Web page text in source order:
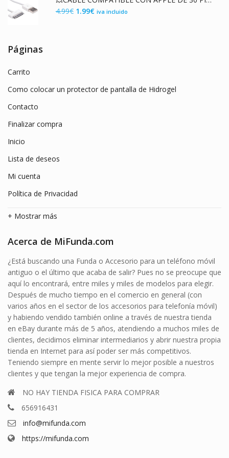
era:
7.99€.
es:
3.99€.
4.99€ El
1.99€Eliva incluido
Páginas
Carrito
Como colocar un protector de pantalla de Hidrogel
Contacto
Finalizar compra
Inicio
Lista de deseos
Mi cuenta
Política de Privacidad
+ Mostrar más
Acerca de MiFunda.com
¿Está buscando una Funda o Accesorio para un teléfono móvil
antiguo o el último que acaba de salir? Pues no se preocupe que
aquí lo encontrará, entre miles y miles de modelos para elegir.
Después de mucho tiempo en el comercio en general (con
varios años en el sector de los accesorios para telefonía móvil)
y habiendo vendido también online a través de nuestra tienda
en eBay durante más de 5 años, atendiendo a muchos miles de
clientes, decidimos eliminar intermediarios y abrir nuestra propia
tienda en Internet para así poder ser más competitivos.
Teniendo siempre en mente servir lo mejor posible a nuestros
clientes y que tengan la mejor experiencia de compra.
NO HAY TIENDA FISICA PARA COMPRAR
656916431
info@mifunda.com
https://mifunda.com